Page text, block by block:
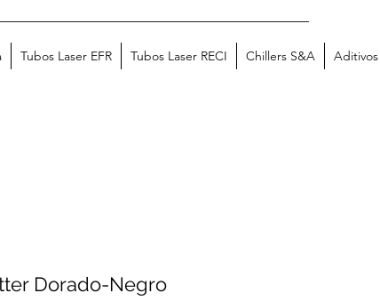
Tubos Laser EFR Tubos Laser RECI Chillers S&A
Dorado-Negro